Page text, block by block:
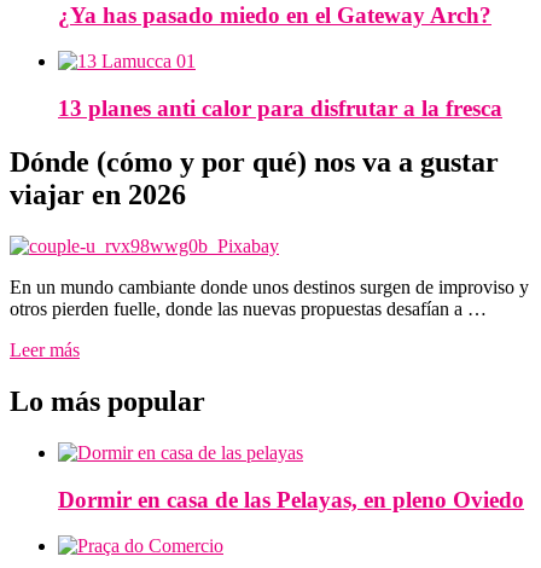
¿Ya has pasado miedo en el Gateway Arch?
13 planes anti calor para disfrutar a la fresca
Dónde (cómo y por qué) nos va a gustar
viajar en 2026
En un mundo cambiante donde unos destinos surgen de improviso y
otros pierden fuelle, donde las nuevas propuestas desafían a …
Leer más
Lo más popular
Dormir en casa de las Pelayas, en pleno Oviedo